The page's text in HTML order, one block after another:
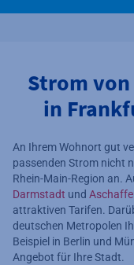
Strom
in
An Ihrem Wohnort gut
passenden Strom nicht
Rhein-Main-Region an.
Darmstadt und
attraktiven Tarifen.
deutschen Metropolen
Beispiel in Berlin und
Angebot für Ihre Stadt.